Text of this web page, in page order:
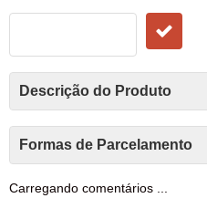
Descrição do Produto
Formas de Parcelamento
Carregando comentários ...